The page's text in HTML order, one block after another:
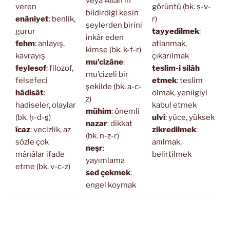
veren
enâniyet: benlik,
gurur
fehm: anlayış,
kavrayış
feylesof: filozof,
felsefeci
hâdisât:
hadiseler, olaylar
(bk. ḥ-d-s̱)
îcaz: vecizlik, az
sözle çok
mânâlar ifade
etme (bk. v-c-z)
bildirdiği kesin
şeylerden birini
inkâr eden
kimse (bk. k-f-r)
mu’cizâne:
mu’cizeli bir
şekilde (bk. a-c-
z)
mühim: önemli
nazar: dikkat
(bk. n-ẓ-r)
neşr:
yayımlama
sed çekmek:
engel koymak
görüntü (bk. ṣ-v-
r)
tayyedilmek:
atlanmak,
çıkarılmak
teslim-i silâh
etmek: teslim
olmak, yenilgiyi
kabul etmek
ulvî: yüce, yüksek
zikredilmek:
anılmak,
belirtilmek